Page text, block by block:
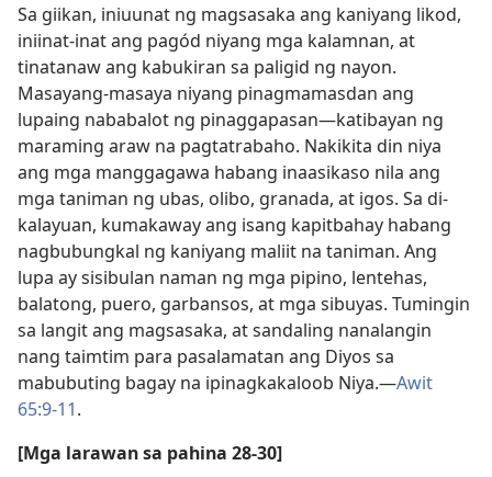
Sa giikan, iniuunat ng magsasaka ang kaniyang likod,
iniinat-inat ang pagód niyang mga kalamnan, at
tinatanaw ang kabukiran sa paligid ng nayon.
Masayang-masaya niyang pinagmamasdan ang
lupaing nababalot ng pinaggapasan​—katibayan ng
maraming araw na pagtatrabaho. Nakikita din niya
ang mga manggagawa habang inaasikaso nila ang
mga taniman ng ubas, olibo, granada, at igos. Sa di-
kalayuan, kumakaway ang isang kapitbahay habang
nagbubungkal ng kaniyang maliit na taniman. Ang
lupa ay sisibulan naman ng mga pipino, lentehas,
balatong, puero, garbansos, at mga sibuyas. Tumingin
sa langit ang magsasaka, at sandaling nanalangin
nang taimtim para pasalamatan ang Diyos sa
mabubuting bagay na ipinagkakaloob Niya.​—Awit
65:9-11.
[Mga larawan sa pahina 28-30]